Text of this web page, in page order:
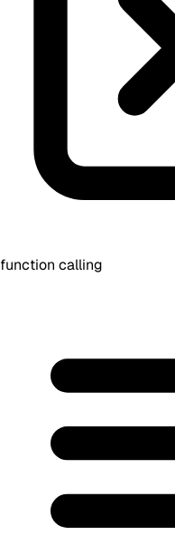
function calling